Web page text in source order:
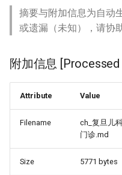
摘要与附加信息为自动
或遗漏（未知），请协
附加信息
Attribute Value
Filename
ch_复旦儿
门诊.md
Size 5771 bytes